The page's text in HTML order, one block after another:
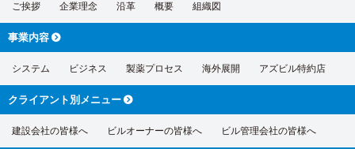
ご挨拶 企業理念 沿革 概要 組織図
事業内容
システム ビジネス 製薬プロセス 海外展開 アズビル特約店
クライアント別 メニュー
建設会社の皆様へ ビルオーナーの皆様へ ビル管理会社の皆様へ